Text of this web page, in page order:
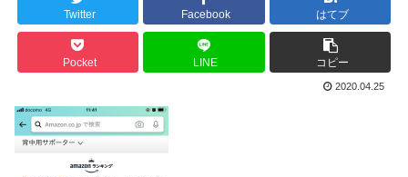
Twitter Facebook はてブ
Pocket LINE コピー
2020.04.25